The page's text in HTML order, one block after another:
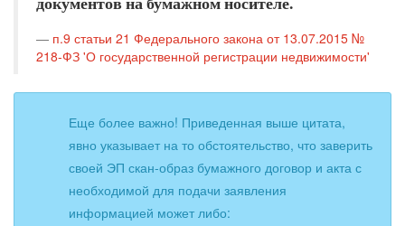
п.9 статьи 21 Федерального закона от 13.07.2015 №
218-ФЗ 'О государственной регистрации недвижимости'
Еще более важно! Приведенная выше цитата,
явно указывает на то обстоятельство, что заверить
своей ЭП скан-образ бумажного договор и акта с
необходимой для подачи заявления
информацией может либо: